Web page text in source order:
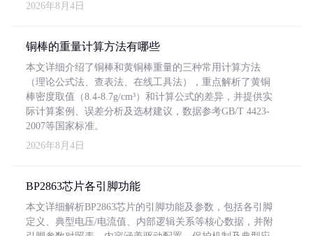
2026年8月4日
铜棒的重量计算方法有哪些
本文详细介绍了铜棒和黄铜棒重量的三种常用计算方法
（理论公式法、查表法、在线工具法），重点解析了黄铜
棒密度取值（8.4-8.7g/cm³）和计算公式的差异，并提供实
际计算案例、误差分析及选材建议，数据参考GB/T 4423-
2007等国家标准。
2026年8月4日
BP2863芯片各引脚功能
本文详细解析BP2863芯片的引脚功能及参数，包括各引脚
定义、典型电压/电流值、内部逻辑关系等核心数据，并附